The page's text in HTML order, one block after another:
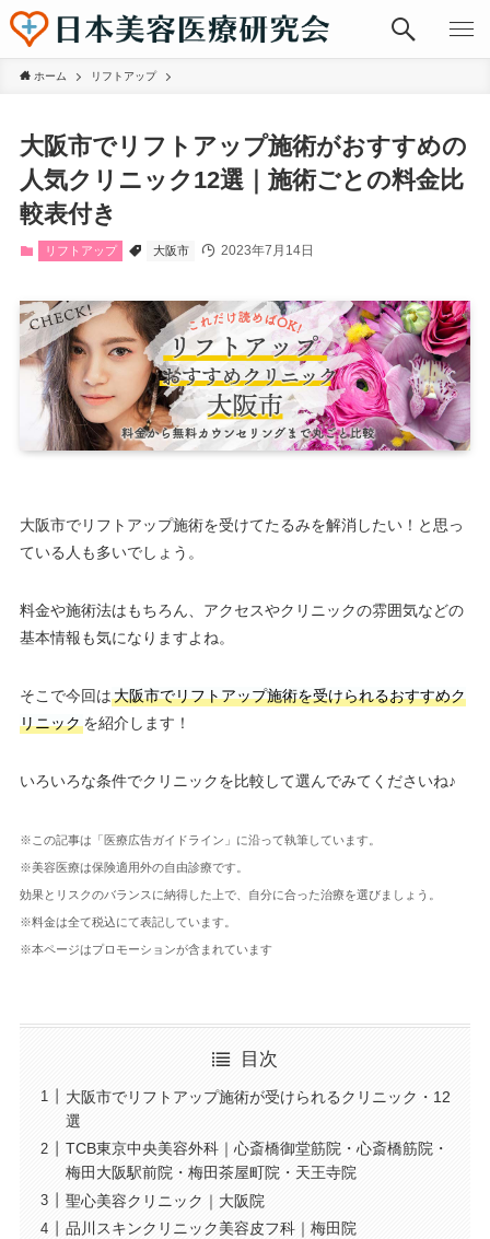
ホーム リフトアップ
大阪市でリフトアップ施術がおすすめの
人気クリニック12選｜施術ごとの料金比
較表付き
リフトアップ 大阪市 2023年7月14日
大阪市でリフトアップ施術を受けてたるみを解消したい！と思っ
ている人も多いでしょう。
料金や施術法はもちろん、アクセスやクリニックの雰囲気などの
基本情報も気になりますよね。
そこで今回は大阪市でリフトアップ施術を受けられるおすすめク
リニックを紹介します！
いろいろな条件でクリニックを比較して選んでみてくださいね♪
※この記事は「医療広告ガイドライン」に沿って執筆しています。
※美容医療は保険適用外の自由診療です。
効果とリスクのバランスに納得した上で、自分に合った治療を選びましょう。
※料金は全て税込にて表記しています。
※本ページはプロモーションが含まれています
目次
大阪市でリフトアップ施術が受けられるクリニック・12
選
TCB東京中央美容外科｜心斎橋御堂筋院・心斎橋筋院・
梅田大阪駅前院・梅田茶屋町院・天王寺院
聖心美容クリニック｜大阪院
品川スキンクリニック美容皮フ科｜梅田院